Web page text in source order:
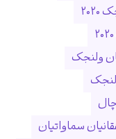
ولنجک
سماواتیان